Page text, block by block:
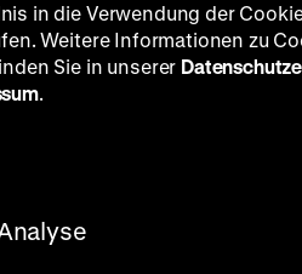
in die Verwendung der
Weitere Informationen zu
Sie in unserer
.